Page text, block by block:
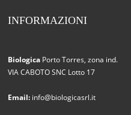
INFORMAZIONI
Biologica Porto Torres, zona ind.
VIA CABOTO SNC Lotto 17
Email: info@biologicasrl.it